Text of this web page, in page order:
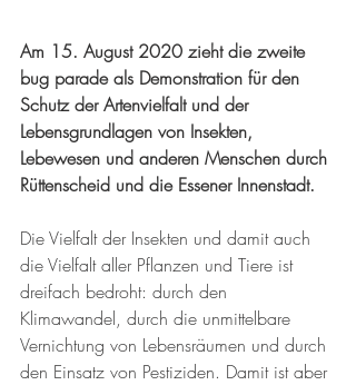
Am 15. August 2020 zieht die zweite
bug parade als Demonstration für den
Schutz der Artenvielfalt und der
Lebensgrundlagen von Insekten,
Lebewesen und anderen Menschen durch
Rüttenscheid und die Essener Innenstadt.
Die Vielfalt der Insekten und damit auch
die Vielfalt aller Pflanzen und Tiere ist
dreifach bedroht: durch den
Klimawandel, durch die unmittelbare
Vernichtung von Lebensräumen und durch
den Einsatz von Pestiziden. Damit ist aber